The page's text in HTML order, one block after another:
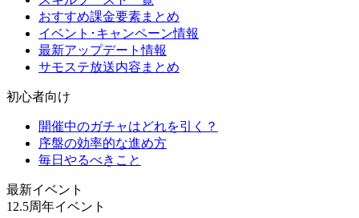
おすすめ課金要素まとめ
イベント･キャンペーン情報
最新アップデート情報
サモステ放送内容まとめ
初心者向け
開催中のガチャはどれを引く？
序盤の効率的な進め方
毎日やるべきこと
最新イベント
12.5周年イベント